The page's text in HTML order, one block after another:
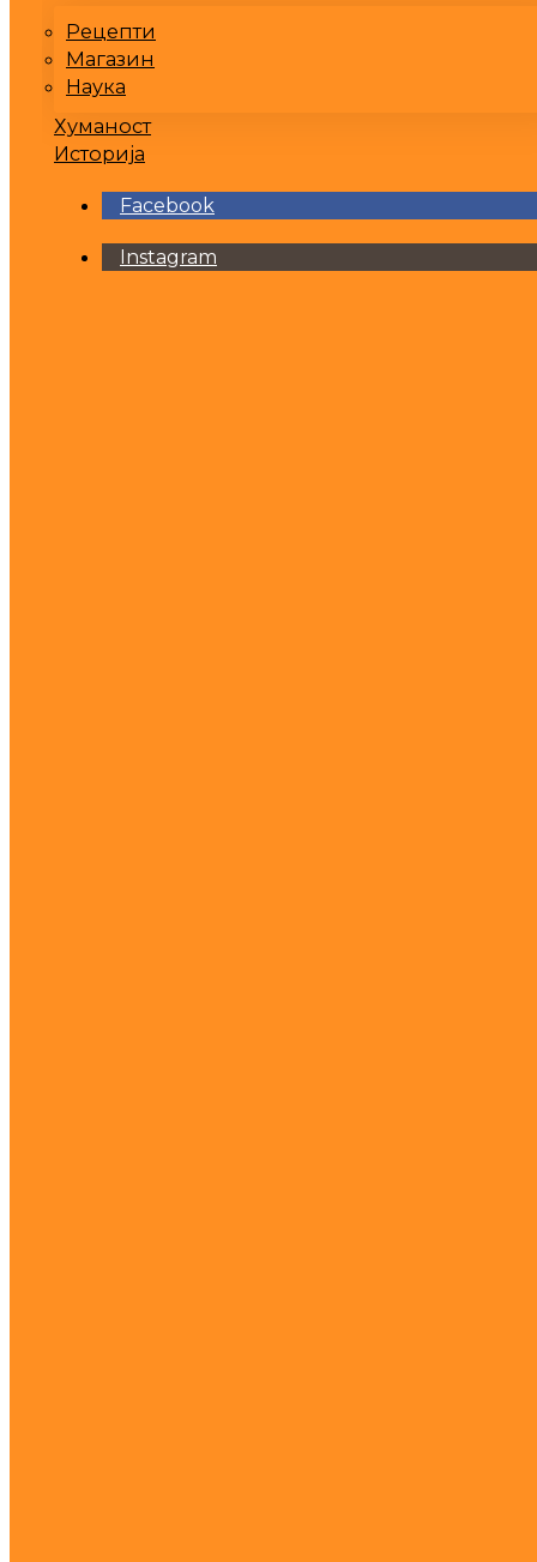
Рецепти
Магазин
Наука
Хуманост
Историја
Facebook
Instagram